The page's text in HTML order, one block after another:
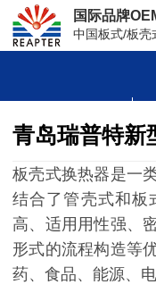
国际品牌
中国板式/板壳
青岛瑞普特新
板壳式换热器是一
结合了管壳式和板
高、适用用性强、
形式的流程构造等
药、食品、能源、